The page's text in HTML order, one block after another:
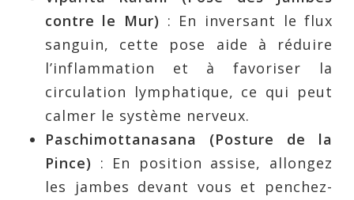
contre le Mur) : En inversant le flux
sanguin, cette pose aide à réduire
l’inflammation et à favoriser la
circulation lymphatique, ce qui peut
calmer le système nerveux.
Paschimottanasana (Posture de la
Pince) : En position assise, allongez
les jambes devant vous et penchez-